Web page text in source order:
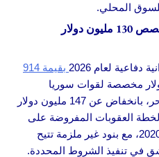
المحلي.
الميزانية الدفاعية الأمريكية تخصص 130 مليون دولار
لعام 2026
بقيمة 914
مليون دولار مخصصة لقوات سوريا
الديمقراطية والجيش السوري الحر، بانخفاض عن 147 مليون دولار
كما ترفع الخطة العقوبات المفروضة على
سوريا بموجب قانون قيصر لعام 2020، مع بنود غير ملزمة تتيح
في تنفيذ الشروط المحددة.